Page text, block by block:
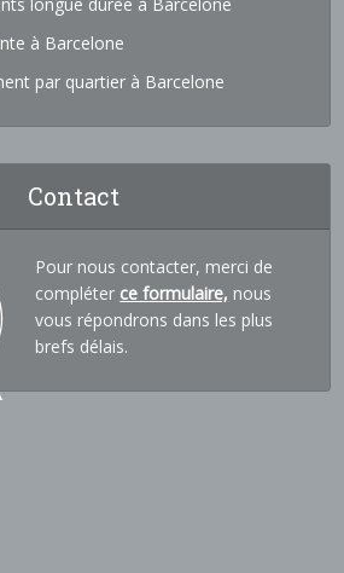
longue durée à Barcelone
à Barcelone
par quartier à Barcelone
Contact
Pour nous contacter, merci de
compléter ce formulaire, nous
vous répondrons dans les plus
brefs délais.